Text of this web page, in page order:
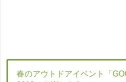
春のアウトドアイベント「